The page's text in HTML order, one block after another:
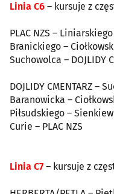
Linia C6 – kursuje z
PLAC NZS –
Branickiego –
Suchowolca – DOJLIDY
DOJLIDY CMENTARZ –
Baranowicka –
Piłsudskiego –
Curie – PLAC NZS
Linia C7 – kursuje z